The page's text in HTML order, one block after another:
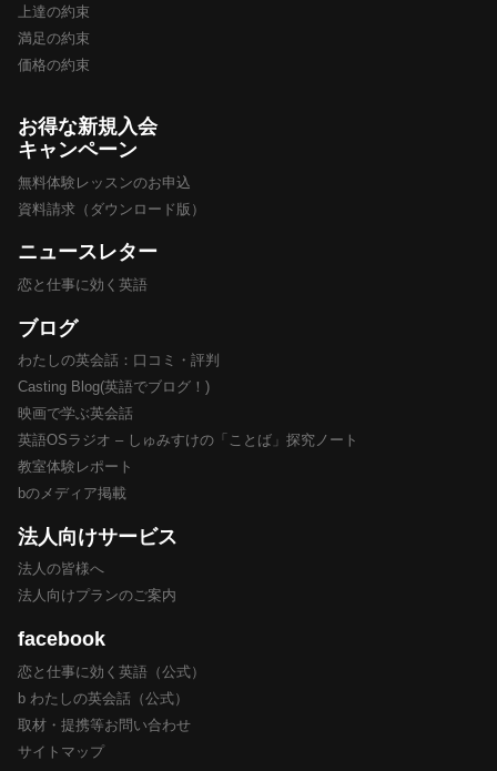
上達の約束
満足の約束
価格の約束
お得な新規入会
キャンペーン
無料体験レッスンのお申込
資料請求（ダウンロード版）
ニュースレター
恋と仕事に効く英語
ブログ
わたしの英会話：口コミ・評判
Casting Blog(英語でブログ！)
映画で学ぶ英会話
英語OSラジオ – しゅみすけの「ことば」探究ノート
教室体験レポート
bのメディア掲載
法人向けサービス
法人の皆様へ
法人向けプランのご案内
facebook
恋と仕事に効く英語（公式）
b わたしの英会話（公式）
取材・提携等お問い合わせ
サイトマップ